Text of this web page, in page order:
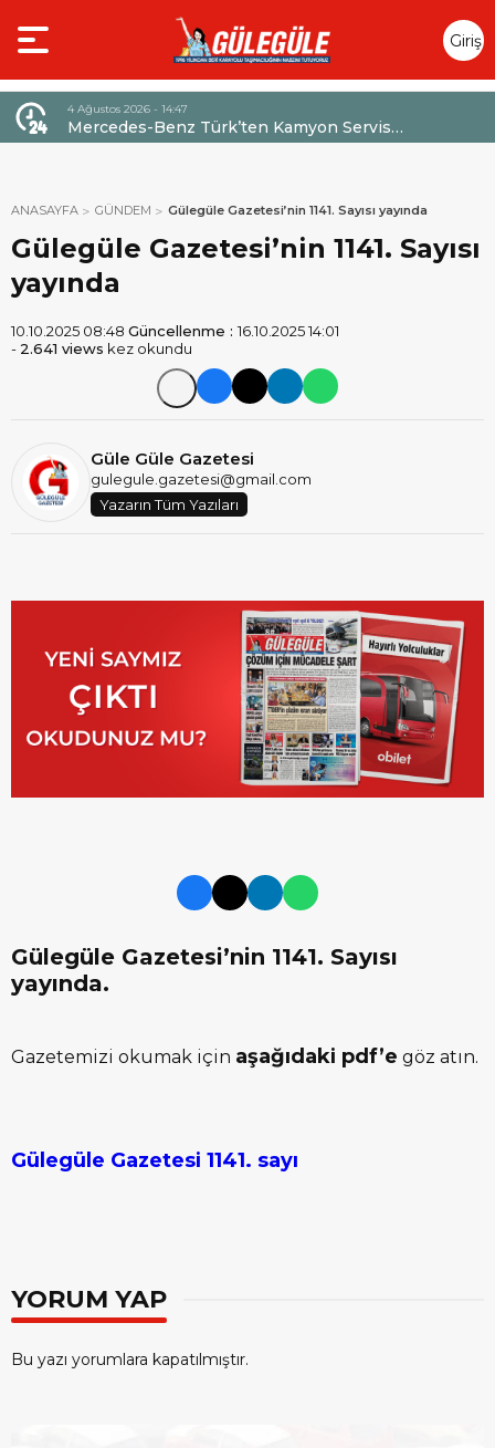
Giriş
Yap
4 Ağustos 2026 - 14:47
Mercedes-Benz Türk’ten Kamyon Servis
Sözleşmelerinde 36 Aya Varan Taksit İmkânı
ANASAYFA GÜNDEM Gülegüle Gazetesi’nin 1141. Sayısı yayında
Gülegüle Gazetesi’nin 1141. Sayısı
yayında
10.10.2025 08:48 Güncellenme :16.10.2025 14:01
- 2.641 views kez okundu
Güle Güle Gazetesi
gulegule.gazetesi@gmail.com
Yazarın Tüm Yazıları
Gülegüle Gazetesi’nin 1141. Sayısı
yayında.
Gazetemizi okumak için aşağıdaki pdf’e göz atın.
Gülegüle Gazetesi 1141. sayı
YORUM YAP
Bu yazı yorumlara kapatılmıştır.